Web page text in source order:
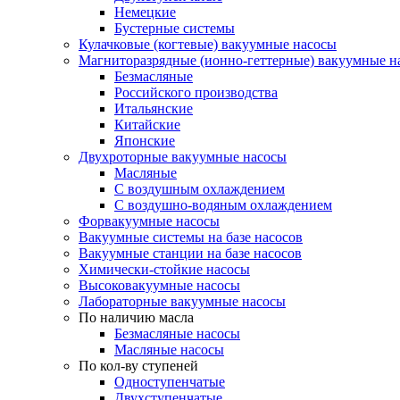
Немецкие
Бустерные системы
Кулачковые (когтевые) вакуумные насосы
Магниторазрядные (ионно-геттерные) вакуумные
Безмасляные
Российского производства
Итальянские
Китайские
Японские
Двухроторные вакуумные насосы
Масляные
C воздушным охлаждением
C воздушно-водяным охлаждением
Форвакуумные насосы
Вакуумные системы на базе насосов
Вакуумные станции на базе насосов
Химически-стойкие насосы
Высоковакуумные насосы
Лабораторные вакуумные насосы
По наличию масла
Безмасляные насосы
Масляные насосы
По кол-ву ступеней
Одноступенчатые